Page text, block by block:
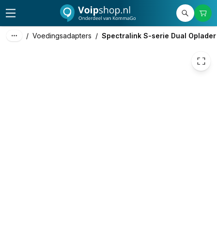
/ Voedingsadapters / Spectralink S-serie Dual Oplader
excl. btw
incl. btw